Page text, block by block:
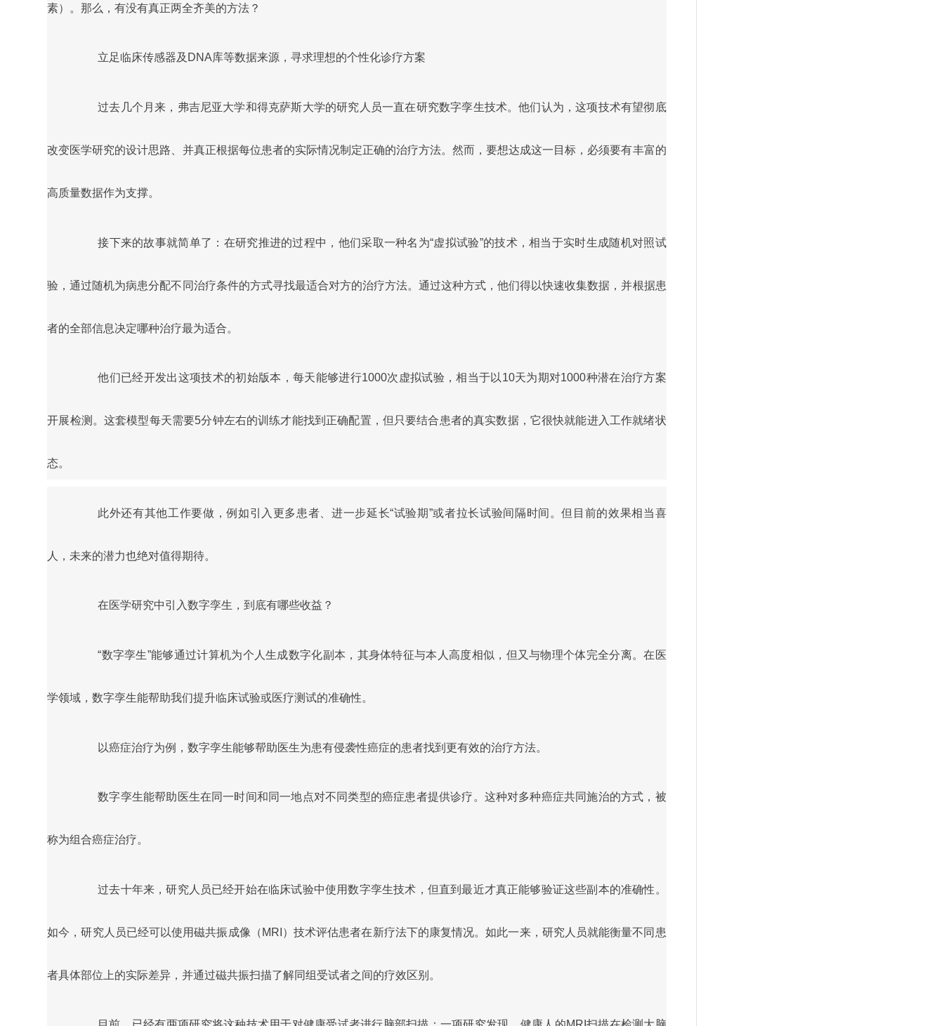
素）。那么，有没有真正两全齐美的方法？
立足临床传感器及DNA库等数据来源，寻求理想的个性化诊疗方案
过去几个月来，弗吉尼亚大学和得克萨斯大学的研究人员一直在研究数字孪生技术。他们认为，这项技术有望彻底
改变医学研究的设计思路、并真正根据每位患者的实际情况制定正确的治疗方法。然而，要想达成这一目标，必须要有丰富的
高质量数据作为支撑。
接下来的故事就简单了：在研究推进的过程中，他们采取一种名为“虚拟试验”的技术，相当于实时生成随机对照试
验，通过随机为病患分配不同治疗条件的方式寻找最适合对方的治疗方法。通过这种方式，他们得以快速收集数据，并根据患
者的全部信息决定哪种治疗最为适合。
他们已经开发出这项技术的初始版本，每天能够进行1000次虚拟试验，相当于以10天为期对1000种潜在治疗方案
开展检测。这套模型每天需要5分钟左右的训练才能找到正确配置，但只要结合患者的真实数据，它很快就能进入工作就绪状
态。
此外还有其他工作要做，例如引入更多患者、进一步延长“试验期”或者拉长试验间隔时间。但目前的效果相当喜
人，未来的潜力也绝对值得期待。
在医学研究中引入数字孪生，到底有哪些收益？
“数字孪生”能够通过计算机为个人生成数字化副本，其身体特征与本人高度相似，但又与物理个体完全分离。在医
学领域，数字孪生能帮助我们提升临床试验或医疗测试的准确性。
以癌症治疗为例，数字孪生能够帮助医生为患有侵袭性癌症的患者找到更有效的治疗方法。
数字孪生能帮助医生在同一时间和同一地点对不同类型的癌症患者提供诊疗。这种对多种癌症共同施治的方式，被
称为组合癌症治疗。
过去十年来，研究人员已经开始在临床试验中使用数字孪生技术，但直到最近才真正能够验证这些副本的准确性。
如今，研究人员已经可以使用磁共振成像（MRI）技术评估患者在新疗法下的康复情况。如此一来，研究人员就能衡量不同患
者具体部位上的实际差异，并通过磁共振扫描了解同组受试者之间的疗效区别。